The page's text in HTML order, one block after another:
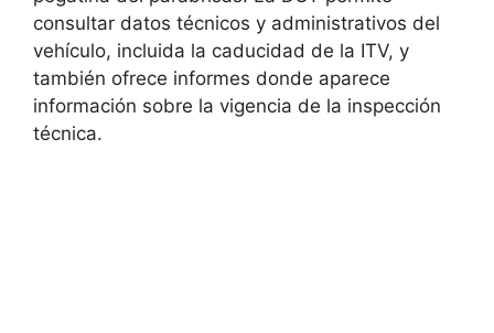
consultar datos técnicos y administrativos del
vehículo, incluida la caducidad de la ITV, y
también ofrece informes donde aparece
información sobre la vigencia de la inspección
técnica.